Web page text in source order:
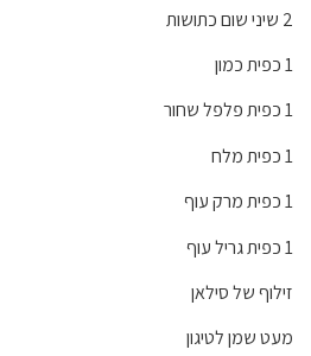
2 שיני שום כתושות
1 כפית כמון
1 כפית פלפל שחור
1 כפית מלח
1 כפית מרק עוף
1 כפית גריל עוף
זילוף של סילאן
מעט שמן לטיגון